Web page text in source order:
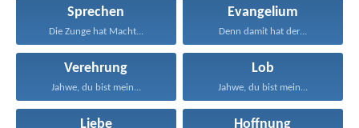
Sprechen
Die Zunge hat Macht...
Evangelium
Denn damit hat der...
Verehrung
Jahwe, du bist mein...
Lob
Jahwe, du bist mein...
Liebe Hoffnung